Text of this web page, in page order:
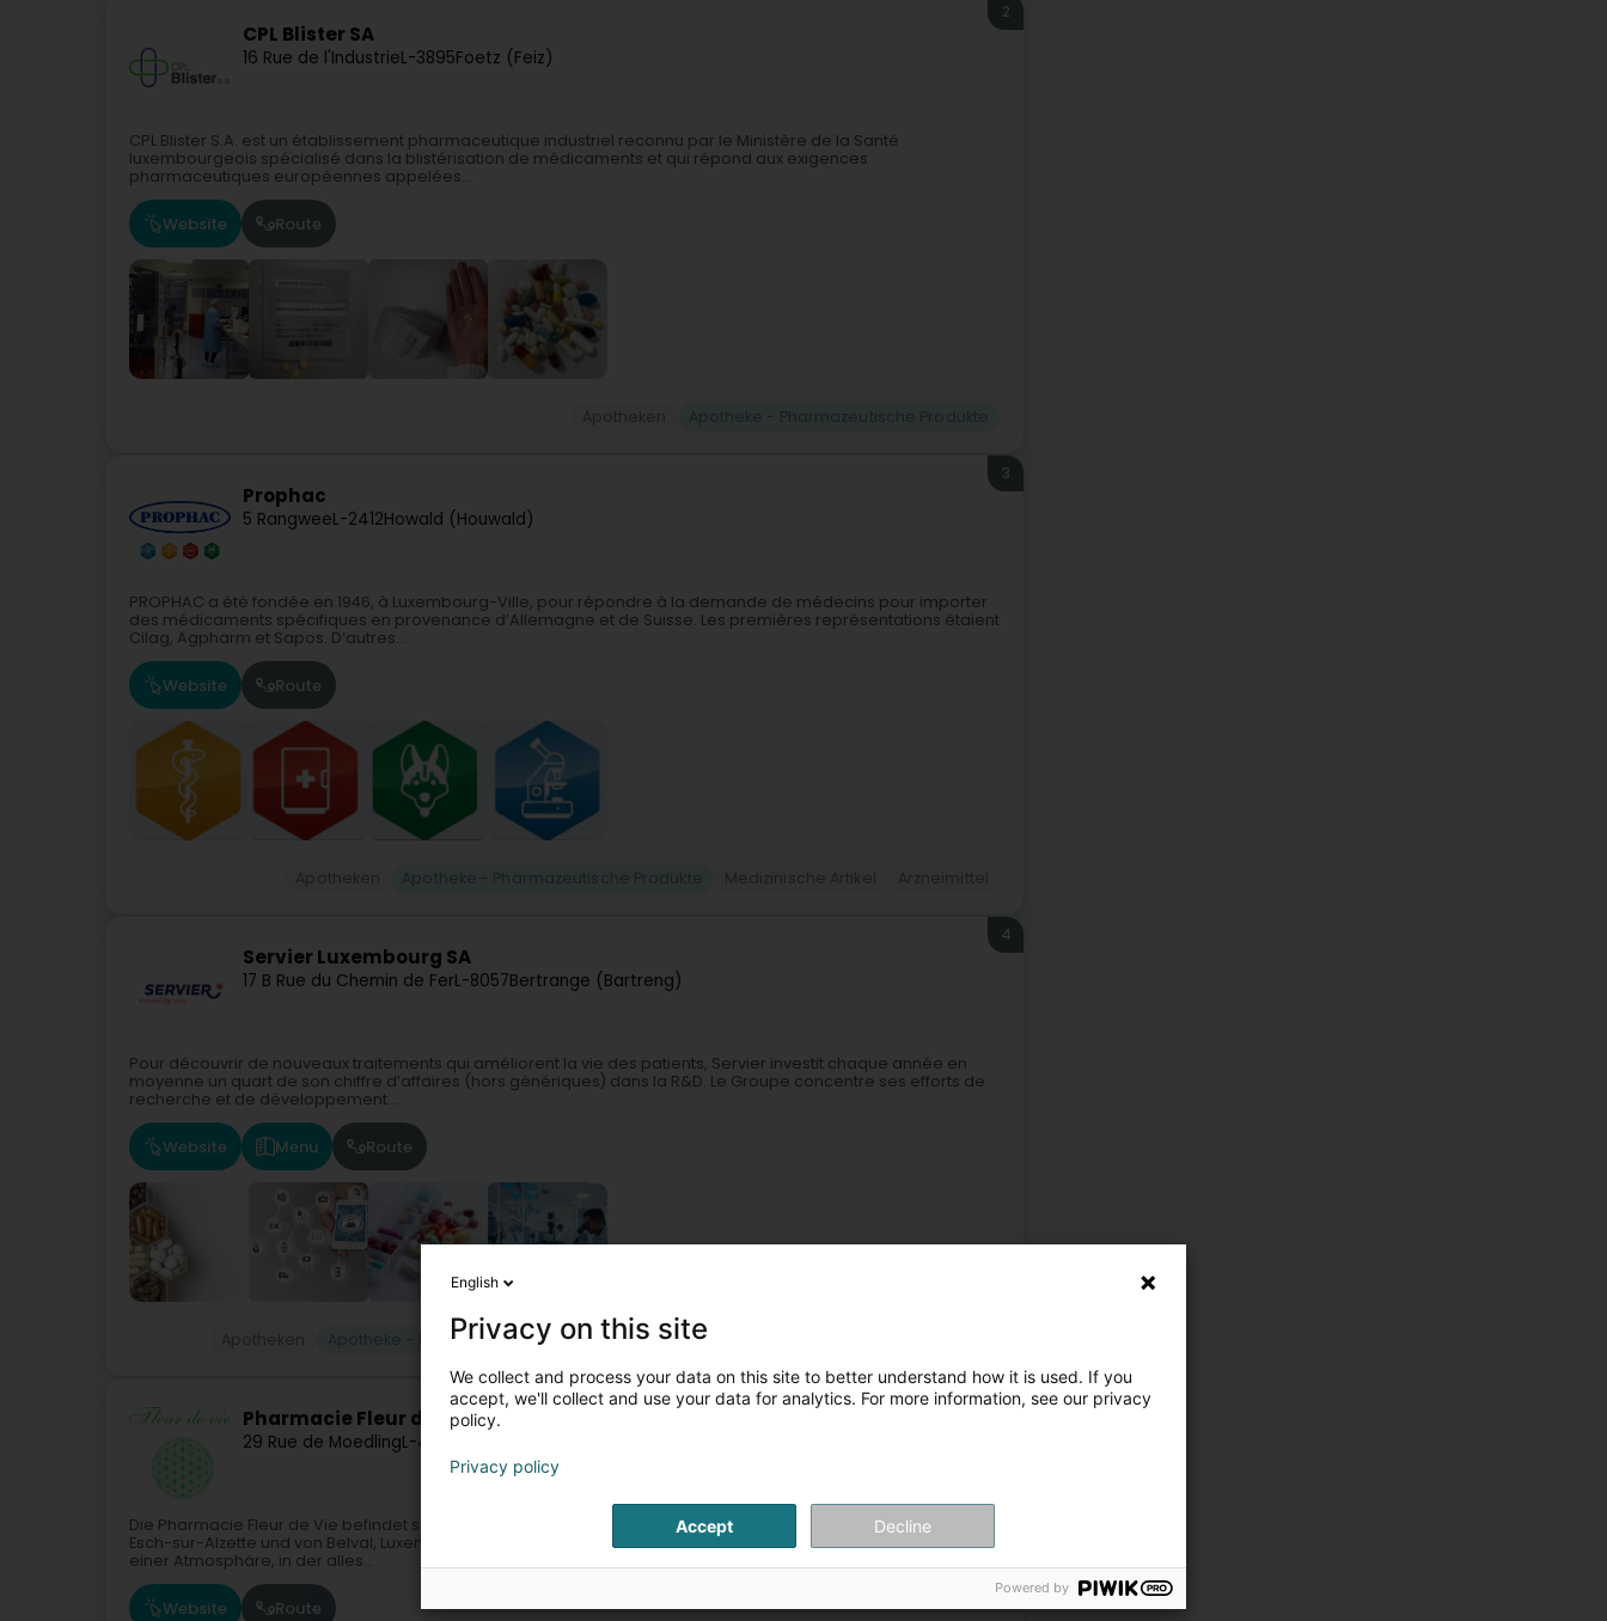
CPL Blister SA
16 Rue de l'IndustrieL-3895Foetz (Feiz)
2
CPL Blister S.A. est un établissement pharmaceutique industriel reconnu par le Ministère de la Santé
luxembourgeois spécialisé dans la blistérisation de médicaments et qui répond aux exigences
pharmaceutiques européennes appelées...
Website Route
Prophac
5 RangweeL-2412Howald (Houwald)
3
PROPHAC a été fondée en 1946, à Luxembourg-Ville, pour répondre à la demande de médecins pour importer
des médicaments spécifiques en provenance d’Allemagne et de Suisse. Les premières représentations étaient
Cilag, Agpharm et Sapos. D’autres...
Website Route
Servier Luxembourg SA
17 B Rue du Chemin de FerL-8057Bertrange (Bartreng)
4
Pour découvrir de nouveaux traitements qui améliorent la vie des patients, Servier investit chaque année en
moyenne un quart de son chiffre d’affaires (hors génériques) dans la R&D. Le Groupe concentre ses efforts de
recherche et de développement...
Website Menu Route
Apotheke - Pharmazeutische Produkte Apotheke - Parapharmazeutische Produkte
Pharmacie Fleur de vie
29 Rue de MoedlingL-4246
5
Die Pharmacie Fleur de Vie befindet sich nahe dem Kreisverkehr Raemerich, in der Nähe des Stadtzentrums von
Esch-sur-Alzette und von Belval, Luxemburg.Die Apotheke überzeugt sofort mit ihrer eigenen Persönlichkeit – in
einer Atmosphäre, in der alles...
Website Route
English
Privacy on this site
We collect and process your data on this site to better understand how it is used. If you
accept, we'll collect and use your data for analytics. For more information, see our privacy
policy.
Privacy policy
Accept Decline
Powered by